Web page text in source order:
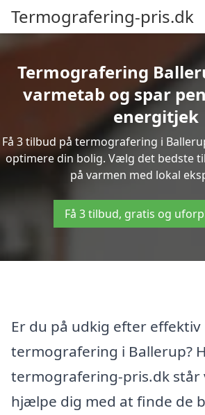
Termografering-pris.dk
Termografering
varmetab og spar
energitjek
Få 3 tilbud på termografering i
optimere din bolig. Vælg det bedste
på varmen med lokal
Få 3 tilbud, gratis og
Er du på udkig efter effektiv
termografering i Ballerup?
termografering-pris.dk står
hjælpe dig med at finde de